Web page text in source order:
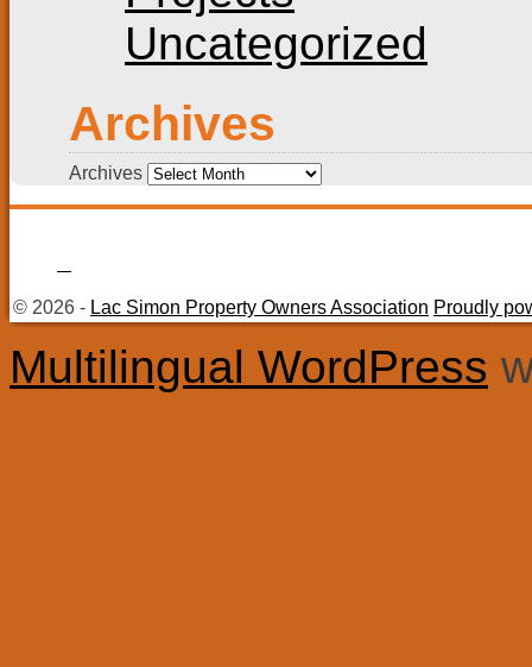
Uncategorized
Archives
Archives
© 2026 - Lac Simon Property Owners Association Proudly
Multilingual WordPress